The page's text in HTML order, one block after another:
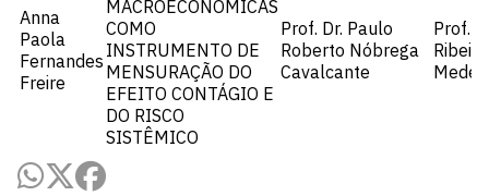
Anna
Paola
Fernandes
Freire
MACROECONÔMICAS
COMO
INSTRUMENTO DE
MENSURAÇÃO DO
EFEITO CONTÁGIO E
DO RISCO
SISTÊMICO
Prof. Dr. Paulo
Roberto Nóbrega
Cavalcante
Prof.